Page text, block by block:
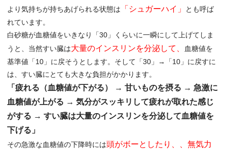
より気持ちが持ちあげられる状態は
「シュガーハイ」
とも呼ば
れています。
白砂糖が血糖値をいきなり「30」くらいに一瞬にして上げてしま
うと、当然すい臓は大量のインスリンを分泌して、
血糖値を
基準値「10」に戻そうとします。そして「30」→「10」に戻すに
は、すい臓にとても大きな負担がかかります。
「疲れる（血糖値が下がる） → 甘いものを摂る → 急激に
血糖値が上がる → 気分がスッキリして疲れが取れた感じ
がする → すい臓は大量のインスリンを分泌して血糖値を
下げる」
その急激な血糖値の下降時には頭がボーとしたり、、無気力